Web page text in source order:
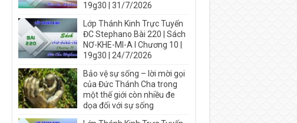
19g30 | 31/7/2026
Lớp Thánh Kinh Trực Tuyến
ĐC Stephano Bài 220 | Sách
NƠ-KHE-MI-A I Chương 10 |
19g30 | 24/7/2026
Bảo vệ sự sống – lời mời gọi
của Đức Thánh Cha trong
một thế giới còn nhiều đe
dọa đối với sự sống